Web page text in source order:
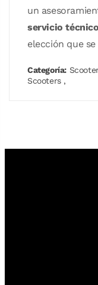
un
servicio técnico
elección que
Categoría:
Scooters,